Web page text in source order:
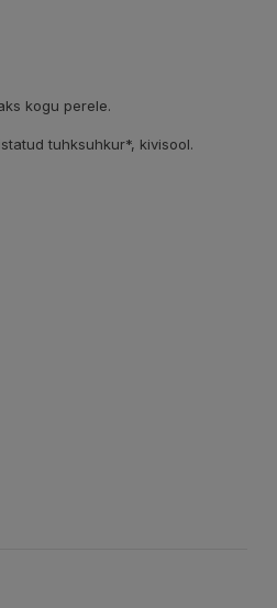
kogu perele.
tuhksuhkur*, kivisool.